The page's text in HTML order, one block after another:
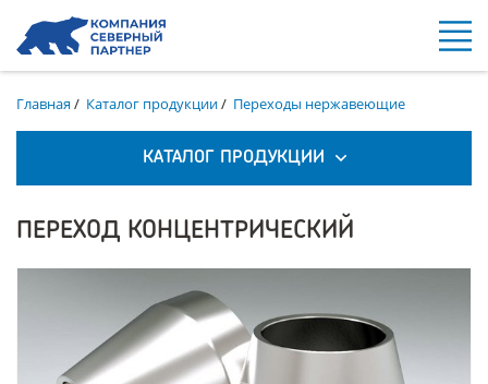
Главная/ Каталог продукции/ Переходы нержавеющие
КАТАЛОГ ПРОДУКЦИИ
ПЕРЕХОД КОНЦЕНТРИЧЕСКИЙ